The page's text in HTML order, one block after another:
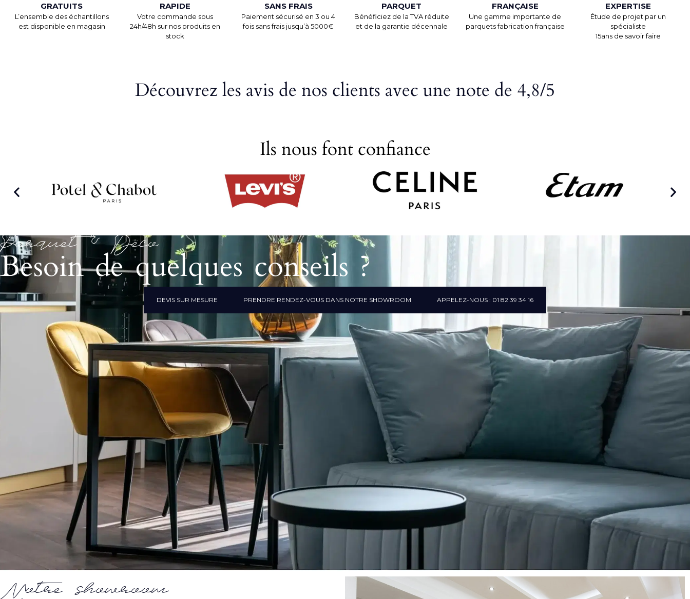
GRATUITS
L’ensemble des échantillons
est disponible en magasin
RAPIDE
Votre commande sous
24h/48h sur nos produits en
stock
SANS FRAIS
Paiement sécurisé en 3 ou 4
fois sans frais jusqu’à 5000€
PARQUET
Bénéficiez de la TVA réduite
et de la garantie décennale
FRANÇAISE
Une gamme importante de
parquets fabrication française
EXPERTISE
Étude de projet par un
spécialiste
15ans de savoir faire
Découvrez les avis de nos clients avec une note de 4,8/5
Ils nous font confiance
Parquet & Déco
Besoin de quelques conseils ?
DEVIS SUR MESURE PRENDRE RENDEZ-VOUS DANS NOTRE SHOWROOM APPELEZ-NOUS : 01 82 39 34 16
Notre showroom